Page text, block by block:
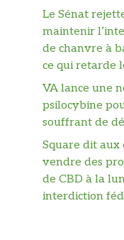
Le Sénat
maintenir
de chanvre à
ce qui retarde
VA lance une
psilocybine
souffrant de
Square dit aux
vendre des
de CBD à la
interdiction